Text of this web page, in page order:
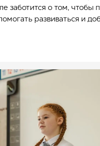
заботится о том, чтобы
развиваться и